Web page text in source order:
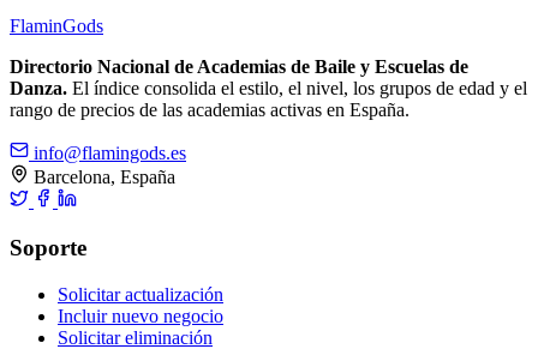
FlaminGods
Directorio Nacional de Academias de Baile y Escuelas de
Danza. El índice consolida el estilo, el nivel, los grupos de edad y el
rango de precios de las academias activas en España.
info@flamingods.es
Barcelona, España
Soporte
Solicitar actualización
Incluir nuevo negocio
Solicitar eliminación